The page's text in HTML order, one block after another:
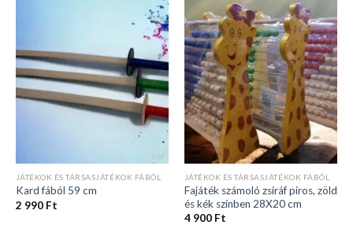
JÁTÉKOK ÉS TÁRSASJÁTÉKOK FÁBÓL
Kard fából 59 cm
2 990 Ft
JÁTÉKOK ÉS TÁRSASJÁTÉKOK FÁBÓL
Fajáték számoló zsiráf piros, zöld
és kék színben 28X20 cm
4 900 Ft